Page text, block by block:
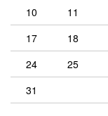
10
11
17
18
24
25
31